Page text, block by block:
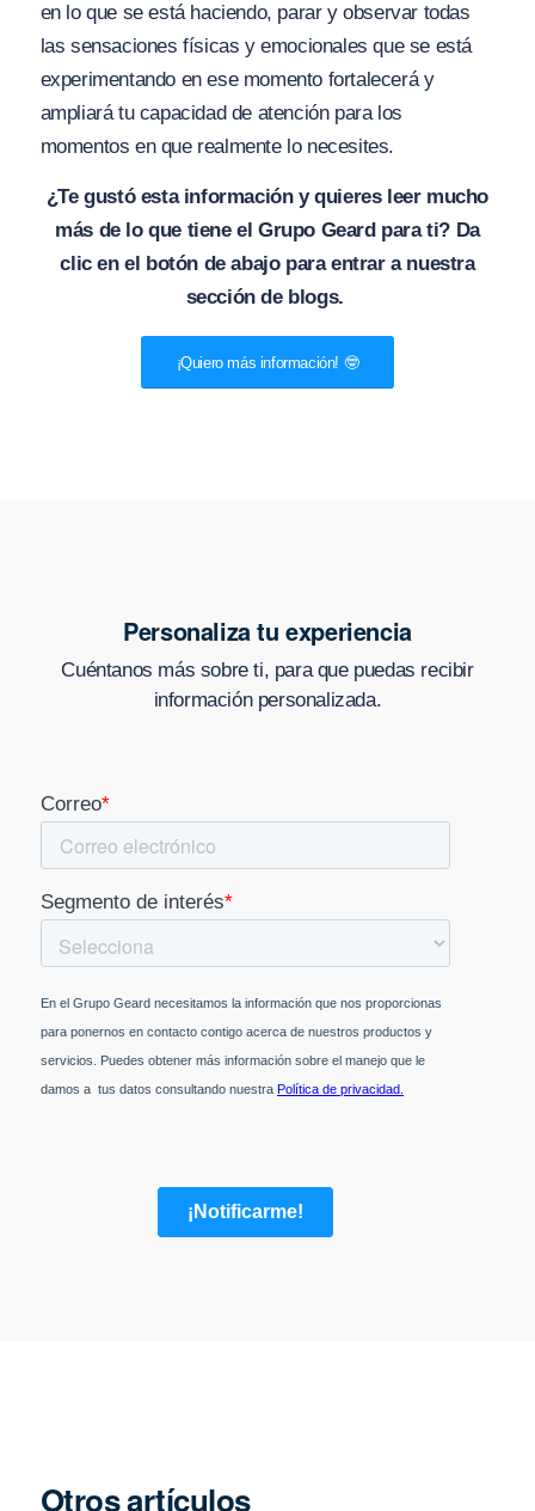
en lo que se está haciendo, parar y observar todas
las sensaciones físicas y emocionales que se está
experimentando en ese momento fortalecerá y
ampliará tu capacidad de atención para los
momentos en que realmente lo necesites.
¿Te gustó esta información y quieres leer mucho
más de lo que tiene el Grupo Geard para ti? Da
clic en el botón de abajo para entrar a nuestra
sección de blogs.
¡Quiero más información! 🤓
Personaliza tu experiencia
Cuéntanos más sobre ti, para que puedas recibir
información personalizada.
Otros artículos